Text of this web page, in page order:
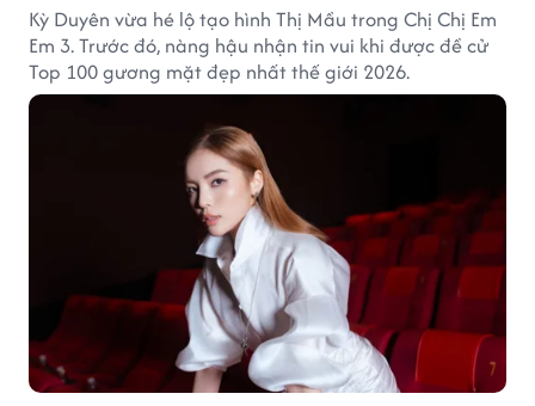
Kỳ Duyên vừa hé lộ tạo hình Thị Mầu trong Chị Chị Em
Em 3. Trước đó, nàng hậu nhận tin vui khi được đề cử
Top 100 gương mặt đẹp nhất thế giới 2026.